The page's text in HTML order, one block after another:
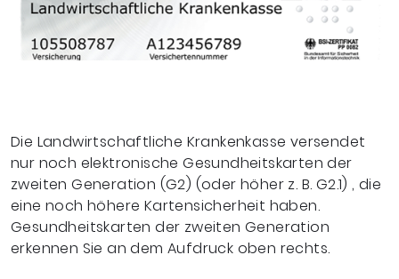
Die Landwirtschaftliche Krankenkasse versendet
nur noch elektronische Gesundheitskarten der
zweiten Generation (G2) (oder höher z. B. G2.1) , die
eine noch höhere Kartensicherheit haben.
Gesundheitskarten der zweiten Generation
erkennen Sie an dem Aufdruck oben rechts.